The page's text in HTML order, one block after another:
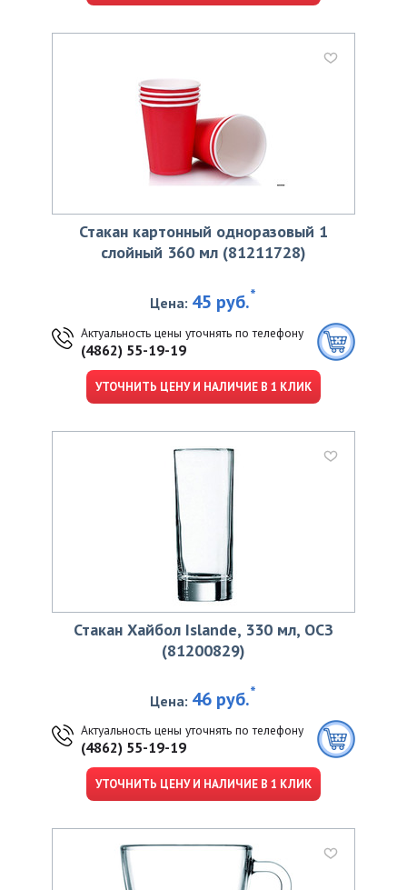
Стакан картонный одноразовый 1
слойный 360 мл (81211728)
Цена: 45 руб.*
Актуальность цены уточнять по телефону
(4862) 55-19-19
УТОЧНИТЬ ЦЕНУ И НАЛИЧИЕ В 1 КЛИК
Стакан Хайбол Islande, 330 мл, ОСЗ
(81200829)
Цена: 46 руб.*
Актуальность цены уточнять по телефону
(4862) 55-19-19
УТОЧНИТЬ ЦЕНУ И НАЛИЧИЕ В 1 КЛИК